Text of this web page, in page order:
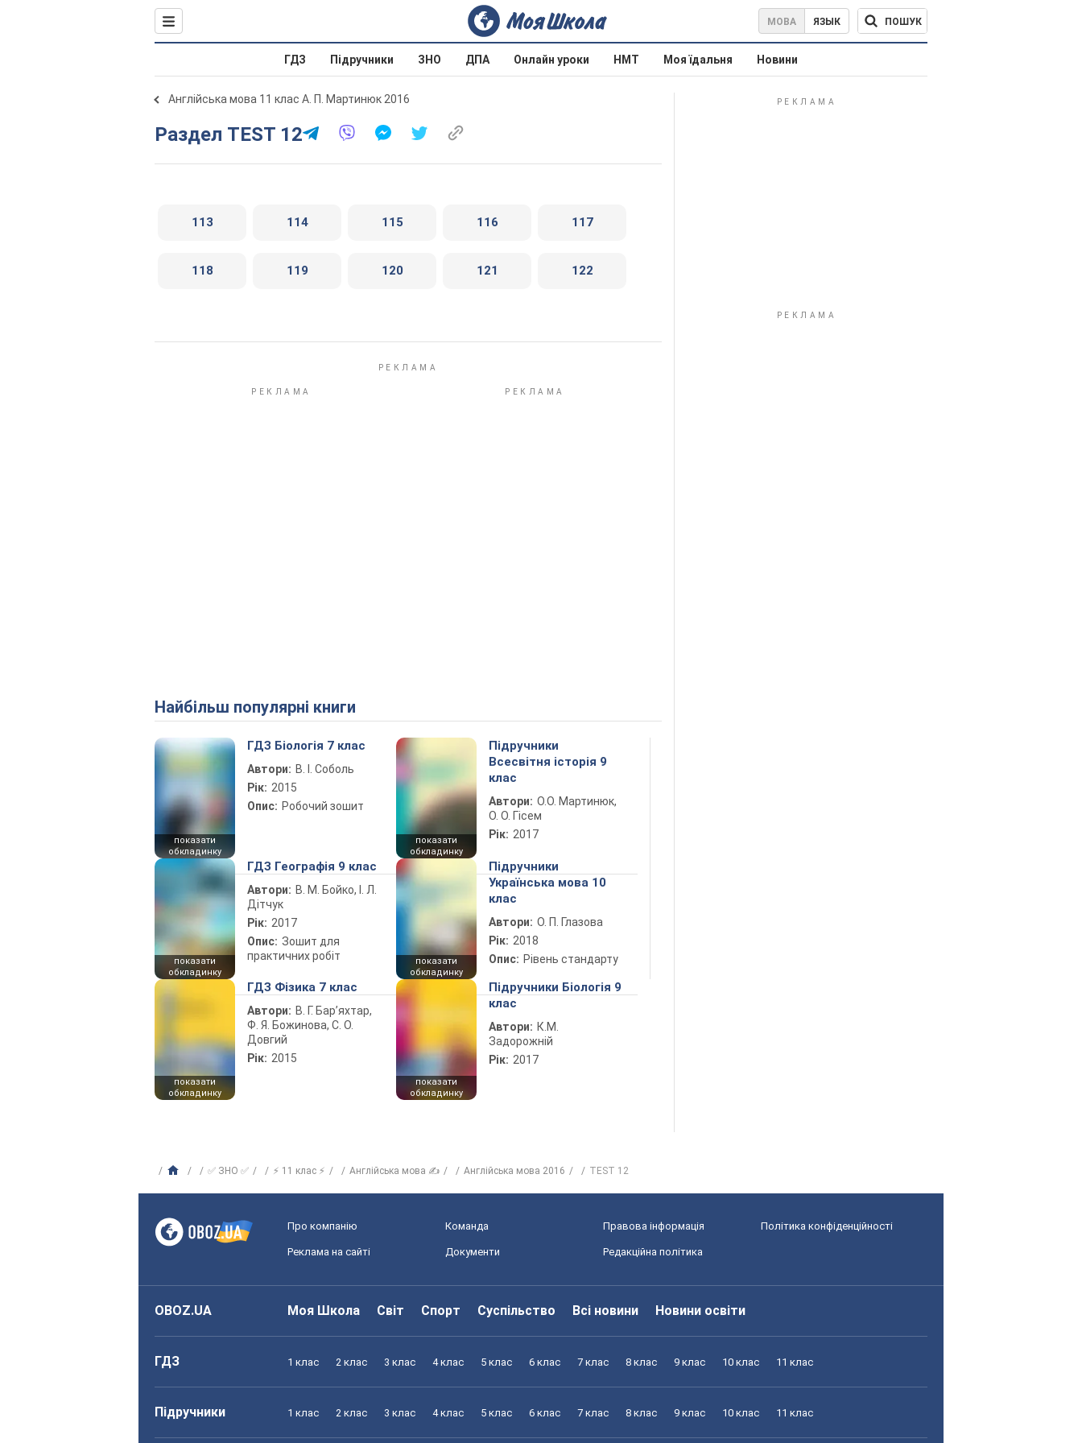
МОВА ЯЗЫК ПОШУК
ГДЗ Підручники ЗНО ДПА Онлайн уроки НМТ Моя їдальня Новини
Англійська мова 11 клас А. П. Мартинюк 2016
Раздел TEST 12
113 114 115 116 117
118 119 120 121 122
Найбільш популярні книги
показати
обкладинку
ГДЗ Біологія 7 клас
Автори: В. І. Соболь
Рік: 2015
Опис: Робочий зошит
показати
обкладинку
Підручники
Всесвітня історія 9
клас
Автори: О.О. Мартинюк,
О. О. Гісем
Рік: 2017
показати
обкладинку
ГДЗ Географія 9 клас
Автори: В. М. Бойко, І. Л.
Дітчук
Рік: 2017
Опис: Зошит для
практичних робіт
показати
обкладинку
Підручники
Українська мова 10
клас
Автори: О. П. Глазова
Рік: 2018
Опис: Рівень стандарту
показати
обкладинку
ГДЗ Фізика 7 клас
Автори: В. Г. Бар’яхтар,
Ф. Я. Божинова, С. О.
Довгий
Рік: 2015
показати
обкладинку
Підручники Біологія 9
клас
Автори: К.М.
Задорожній
Рік: 2017
✅ ЗНО ✅ ⚡ 11 клас ⚡ Англійська мова ✍ Англійська мова 2016 TEST 12
Про компанію Команда Правова інформація Політика конфіденційності
Реклама на сайті Документи Редакційна політика
OBOZ.UA Моя Школа Світ Спорт Суспільство Всі новини Новини освіти
ГДЗ 1 клас 2 клас 3 клас 4 клас 5 клас 6 клас 7 клас 8 клас 9 клас 10 клас 11 клас
Підручники 1 клас 2 клас 3 клас 4 клас 5 клас 6 клас 7 клас 8 клас 9 клас 10 клас 11 клас